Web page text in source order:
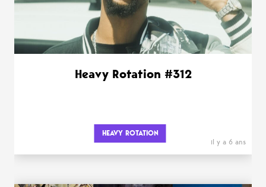
Heavy Rotation #312
HEAVY ROTATION
il y a 6 ans